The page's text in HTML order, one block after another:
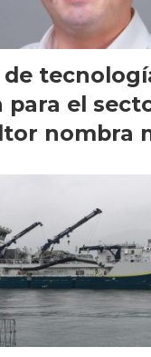
para el
nombra